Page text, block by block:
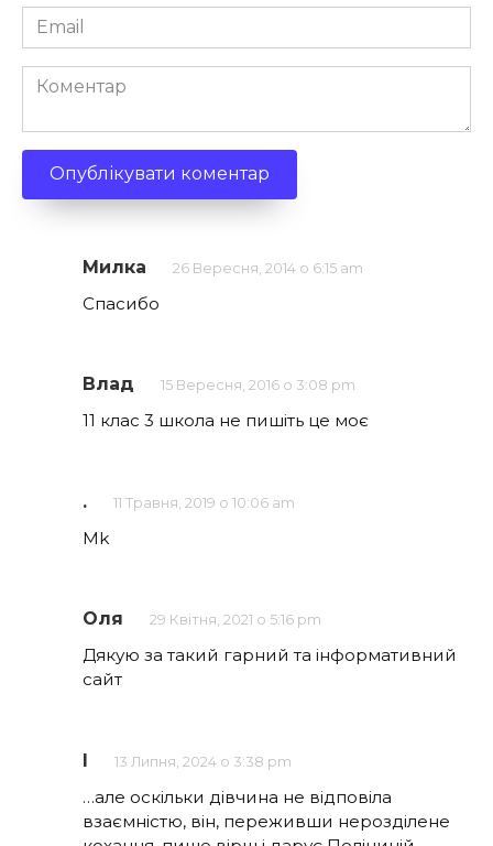
Email
*
Коментар
Милка 26 Вересня, 2014 о 6:15 am
Спасибо
Влад 15 Вересня, 2016 о 3:08 pm
11 клас 3 школа не пишіть це моє
. 11 Травня, 2019 о 10:06 am
Mk
Оля 29 Квітня, 2021 о 5:16 pm
Дякую за такий гарний та інформативний
сайт
I 13 Липня, 2024 о 3:38 pm
…але оскільки дівчина не відповіла
взаємністю, він, переживши нерозділене